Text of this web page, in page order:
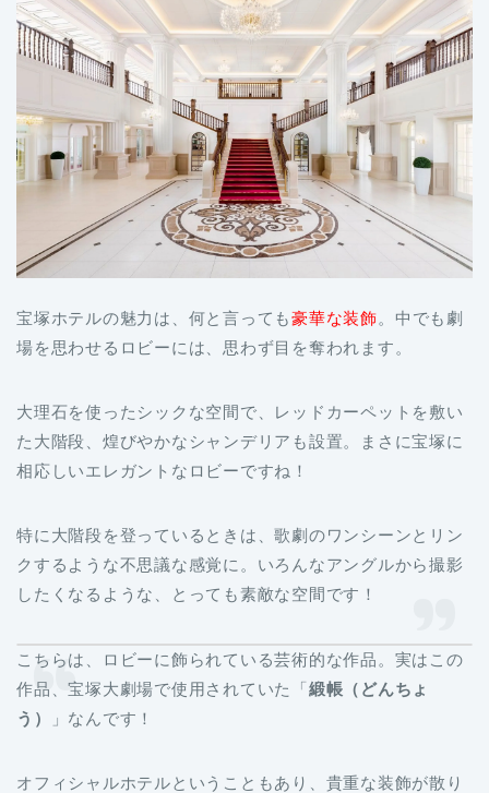
宝塚ホテルの魅力は、何と言っても豪華な装飾。中でも劇
場を思わせるロビーには、思わず目を奪われます。
大理石を使ったシックな空間で、レッドカーペットを敷い
た大階段、煌びやかなシャンデリアも設置。まさに宝塚に
相応しいエレガントなロビーですね！
特に大階段を登っているときは、歌劇のワンシーンとリン
クするような不思議な感覚に。いろんなアングルから撮影
したくなるような、とっても素敵な空間です！
こちらは、ロビーに飾られている芸術的な作品。実はこの
作品、宝塚大劇場で使用されていた「緞帳（どんちょ
う）
」なんです！
オフィシャルホテルということもあり、貴重な装飾が散り